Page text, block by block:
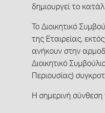
δημιουργεί το
Το Διοικητικό
της Εταιρείας,
ανήκουν στην
Διοικητικό
Περιουσίας)
Η σημερινή σύνθεση